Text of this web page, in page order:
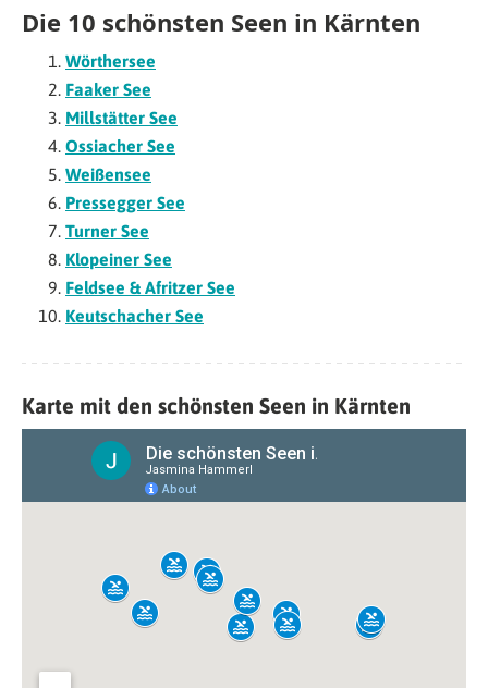
Die 10 schönsten Seen in Kärnten
Wörthersee
Faaker See
Millstätter See
Ossiacher See
Weißensee
Pressegger See
Turner See
Klopeiner See
Feldsee & Afritzer See
Keutschacher See
Karte mit den schönsten Seen in Kärnten